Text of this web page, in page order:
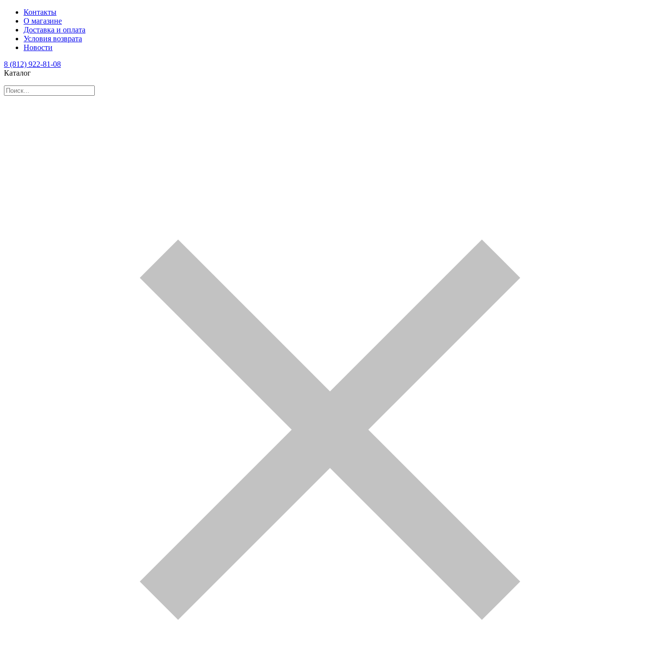
Контакты
О магазине
Доставка и оплата
Условия возврата
Новости
8 (812) 922-81-08
Каталог